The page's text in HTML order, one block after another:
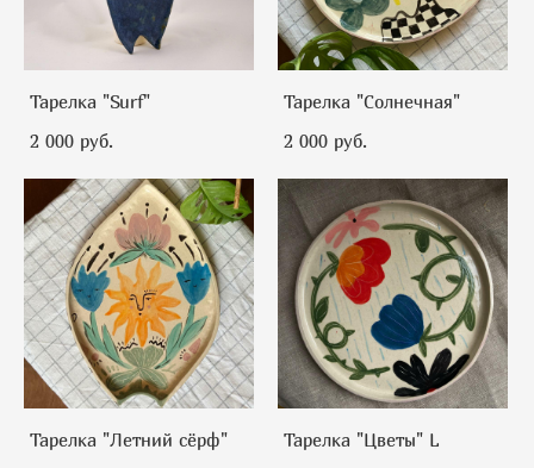
Тарелка "Surf"
2 000 pуб.
Тарелка "Солнечная"
2 000 pуб.
Тарелка "Летний сёрф" Тарелка "Цветы" L